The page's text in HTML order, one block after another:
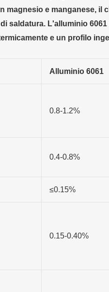
e manganese, il
saldatura. L'alluminio
e un profilo
Alluminio 6061
0.8-1.2%
0.4-0.8%
≤0.15%
0.15-0.40%